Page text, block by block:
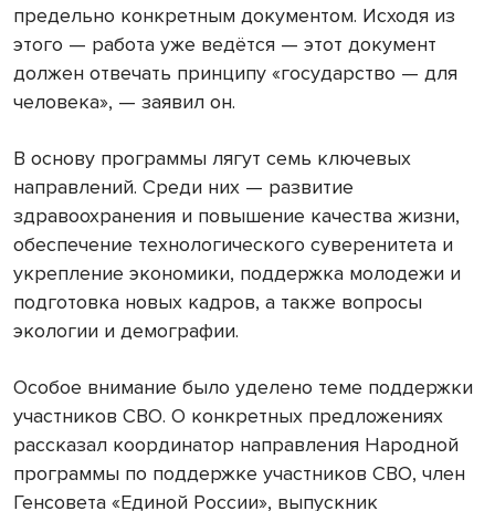
предельно конкретным документом. Исходя из
этого — работа уже ведётся — этот документ
должен отвечать принципу «государство — для
человека», — заявил он.
В основу программы лягут семь ключевых
направлений. Среди них — развитие
здравоохранения и повышение качества жизни,
обеспечение технологического суверенитета и
укрепление экономики, поддержка молодежи и
подготовка новых кадров, а также вопросы
экологии и демографии.
Особое внимание было уделено теме поддержки
участников СВО. О конкретных предложениях
рассказал координатор направления Народной
программы по поддержке участников СВО, член
Генсовета «Единой России», выпускник